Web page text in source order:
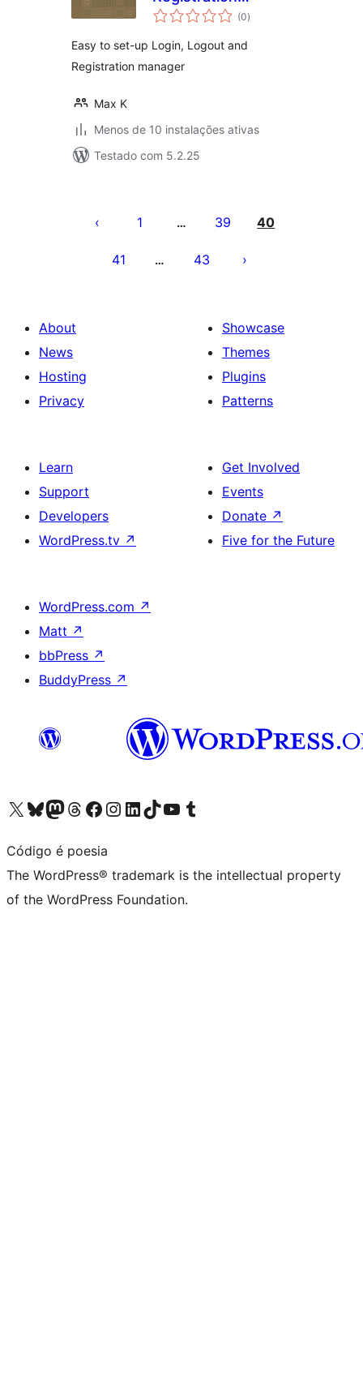
Redirects manager
(0avaliações
totais
)
Easy to set-up Login, Logout and
Registration manager
Max K
Menos de 10 instalações ativas
Testado com 5.2.25
pagination
1 … 39 40
41 … 43
About
News
Hosting
Privacy
Showcase
Themes
Plugins
Patterns
Learn
Support
Developers
WordPress.tv ↗
Get Involved
Events
Donate ↗
Five for the Future
WordPress.com ↗
Matt ↗
bbPress ↗
BuddyPress ↗
Visit our X (formerly Twitter) account
Visit our Bluesky account
Visit our Mastodon account
Visit our Threads account
Visit our Facebook page
Visit our Instagram account
Visit our LinkedIn account
Visit our TikTok account
Visit our YouTube channel
Visit our Tumblr account
Código é poesia
The WordPress® trademark is the intellectual property
of the WordPress Foundation.